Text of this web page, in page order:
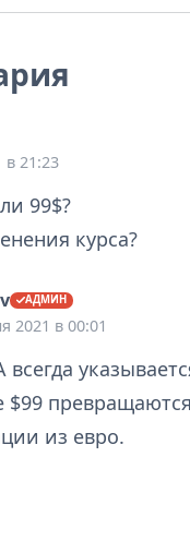
в 21:23
99$?
курса?
2021 в 00:01
$99
из евро.